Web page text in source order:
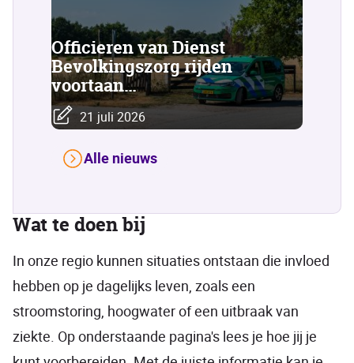
Officieren van Dienst
Bevolkingszorg rijden
voortaan…
21 juli 2026
Alle nieuws
Wat te doen bij
In onze regio kunnen situaties ontstaan die invloed
hebben op je dagelijks leven, zoals een
stroomstoring, hoogwater of een uitbraak van
ziekte. Op onderstaande pagina's lees je hoe jij je